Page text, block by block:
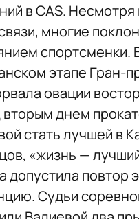
в CAS. Несмотря
многие
спортсменки.
этапе Гран-
овации
днем
стать лучшей в
«жизнь —
допустила повтор
Судьи